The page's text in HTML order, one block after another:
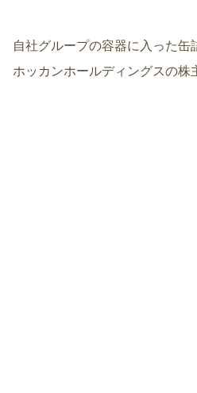
自社グループの容器に入った缶
ホッカンホールディングスの株